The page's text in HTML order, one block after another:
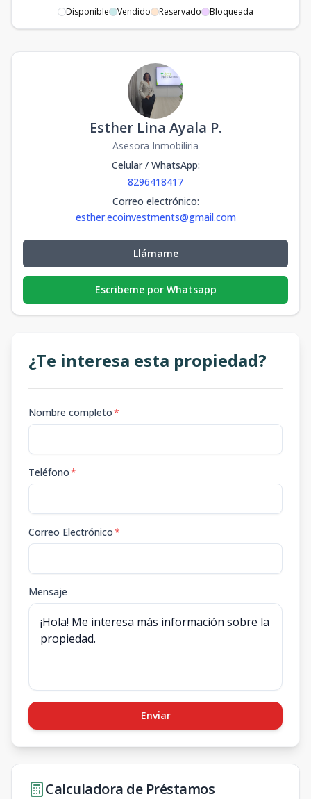
Disponible Vendido Reservado Bloqueada
Esther Lina Ayala P.
Asesora Inmobiliria
Celular / WhatsApp:
8296418417
Correo electrónico:
esther.ecoinvestments@gmail.com
Llámame
Escribeme por Whatsapp
¿Te interesa esta propiedad?
Nombre completo*
Teléfono*
Correo Electrónico*
Mensaje
Enviar
Calculadora de Préstamos